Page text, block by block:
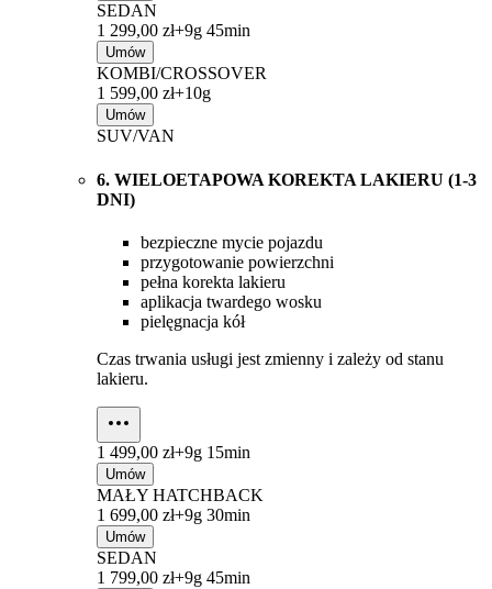
SEDAN
1 299,00 zł+9g 45min
Umów
KOMBI/CROSSOVER
1 599,00 zł+10g
Umów
SUV/VAN
6. WIELOETAPOWA KOREKTA LAKIERU (1-3
DNI)
bezpieczne mycie pojazdu
przygotowanie powierzchni
pełna korekta lakieru
aplikacja twardego wosku
pielęgnacja kół
Czas trwania usługi jest zmienny i zależy od stanu
lakieru.
1 499,00 zł+9g 15min
Umów
MAŁY HATCHBACK
1 699,00 zł+9g 30min
Umów
SEDAN
1 799,00 zł+9g 45min